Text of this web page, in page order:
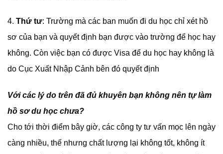
4. Thứ tư: Trường mà các ban muốn đi du học chỉ xét hồ
sơ của bạn và quyết định bạn được vào trường để học hay
không. Còn việc bạn có được Visa để du học hay không là
do Cục Xuất Nhập Cảnh bên đó quyết định
Với các lý do trên đã đủ khuyên bạn không nên tự làm
hồ sơ du học chưa?
Cho tới thời điểm bây giờ, các công ty tư vấn mọc lên ngày
càng nhiều, thế nhưng chất lượng lại không tốt, không ít